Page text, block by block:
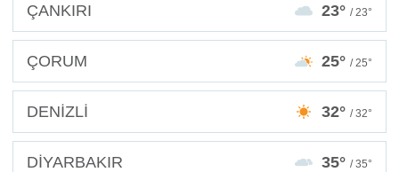
ÇANKIRI 23° / 23°
ÇORUM 25° / 25°
DENİZLİ 32° / 32°
DİYARBAKIR 35° / 35°